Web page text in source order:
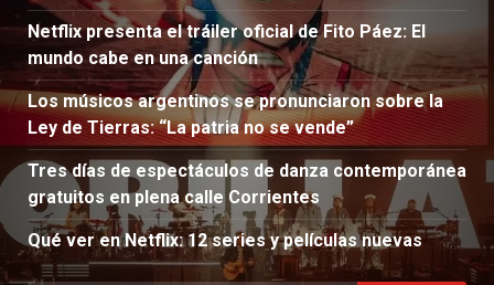
Netflix presenta el tráiler oficial de Fito Páez: El
mundo cabe en una canción
Los músicos argentinos se pronunciaron sobre la
Ley de Tierras: “La patria no se vende”
Tres días de espectáculos de danza contemporánea
gratuitos en plena calle Corrientes
Qué ver en Netflix: 12 series y películas nuevas